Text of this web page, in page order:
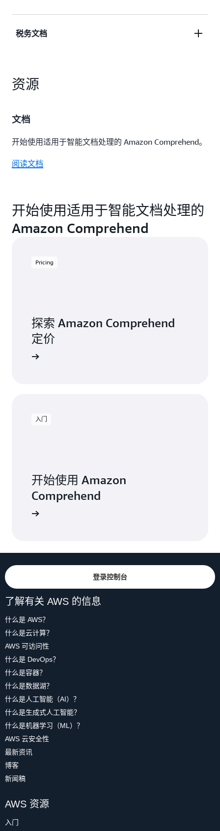
自动化法律合约处理，对高风险文档进行归类分级，
税务文档
和提取见解，进行税务准备和申报。
资源
文档
开始使用适用于智能文档处理的 Amazon Comprehend。
阅读文档
开始使用适用于智能文档处理的
Amazon Comprehend
Pricing
探索 Amazon Comprehend
定价
入门
开始使用 Amazon
Comprehend
登录控制台
了解有关 AWS 的信息
什么是 AWS？
什么是云计算？
AWS 可访问性
什么是 DevOps？
什么是容器？
什么是数据湖？
什么是人工智能（AI）？
什么是生成式人工智能？
什么是机器学习（ML）？
AWS 云安全性
最新资讯
博客
新闻稿
AWS 资源
入门